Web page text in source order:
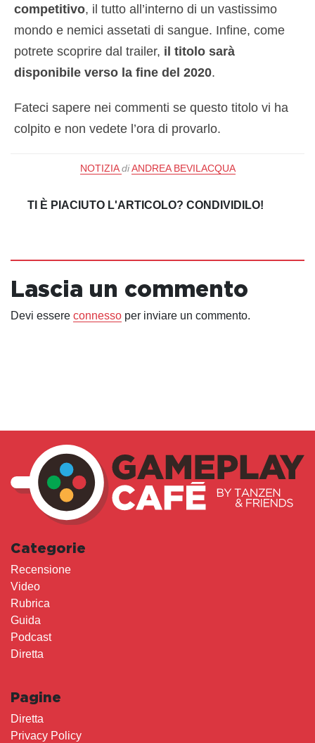
competitivo, il tutto all’interno di un vastissimo
mondo e nemici assetati di sangue. Infine, come
potrete scoprire dal trailer, il titolo sarà
disponibile verso la fine del 2020.
Fateci sapere nei commenti se questo titolo vi ha
colpito e non vedete l’ora di provarlo.
NOTIZIA di ANDREA BEVILACQUA
TI È PIACIUTO L'ARTICOLO? CONDIVIDILO!
Lascia un commento
Devi essere connesso per inviare un commento.
Categorie
Recensione
Video
Rubrica
Guida
Podcast
Diretta
Pagine
Diretta
Privacy Policy